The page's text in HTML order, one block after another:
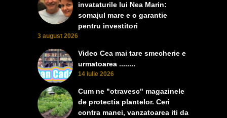
invataturile lui Nea Marin:
somajul mare e o garantie
pentru investitori
3 august 2026
Video Cea mai tare smecherie e
urmatoarea ........
14 iulie 2026
Cum ne "otravesc" magazinele
de protectia plantelor. Ceri
contra manei, vanzatoarea iti da